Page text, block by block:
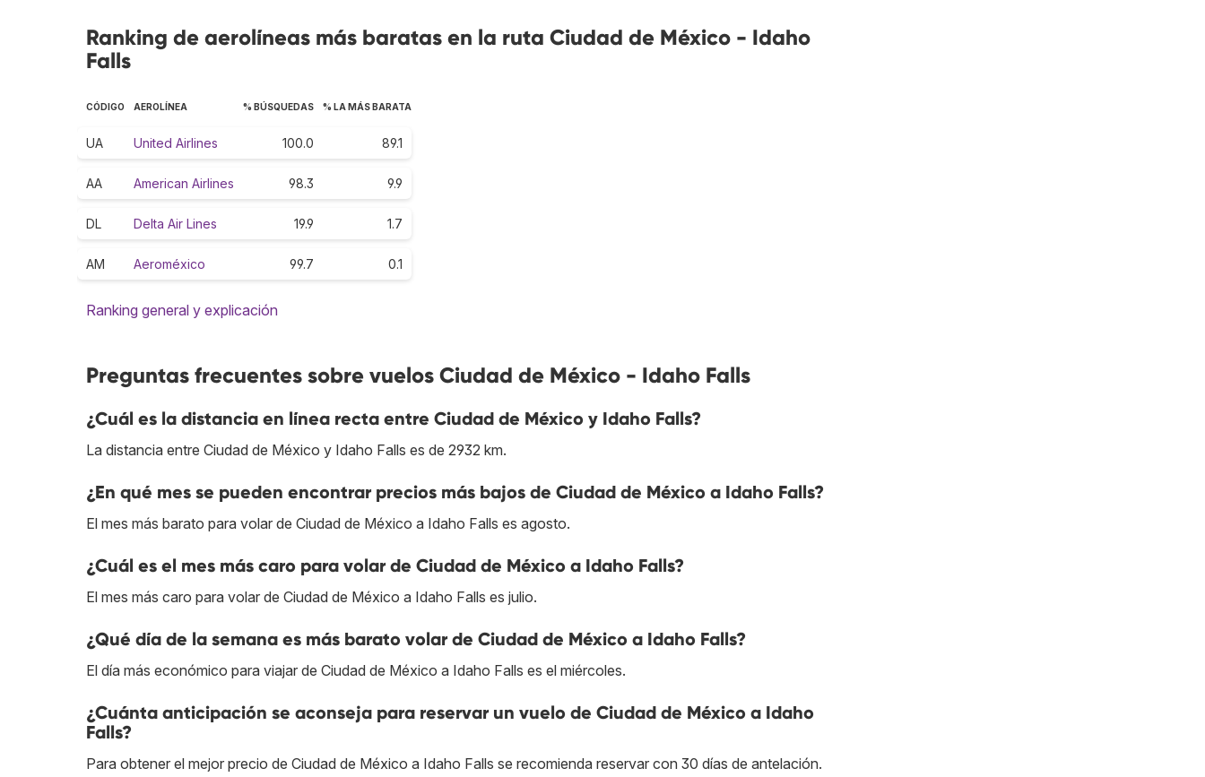
Ranking de aerolíneas más baratas en la ruta Ciudad de México - Idaho
Falls
CÓDIGO AEROLÍNEA % BÚSQUEDAS % LA MÁS BARATA
UA United Airlines 100.0 89.1
AA American Airlines 98.3 9.9
DL Delta Air Lines 19.9 1.7
AM Aeroméxico 99.7 0.1
Ranking general y explicación
Preguntas frecuentes sobre vuelos Ciudad de México - Idaho Falls
¿Cuál es la distancia en línea recta entre Ciudad de México y Idaho Falls?
La distancia entre Ciudad de México y Idaho Falls es de 2932 km.
¿En qué mes se pueden encontrar precios más bajos de Ciudad de México a Idaho Falls?
El mes más barato para volar de Ciudad de México a Idaho Falls es agosto.
¿Cuál es el mes más caro para volar de Ciudad de México a Idaho Falls?
El mes más caro para volar de Ciudad de México a Idaho Falls es julio.
¿Qué día de la semana es más barato volar de Ciudad de México a Idaho Falls?
El día más económico para viajar de Ciudad de México a Idaho Falls es el miércoles.
¿Cuánta anticipación se aconseja para reservar un vuelo de Ciudad de México a Idaho
Falls?
Para obtener el mejor precio de Ciudad de México a Idaho Falls se recomienda reservar con 30 días de antelación.